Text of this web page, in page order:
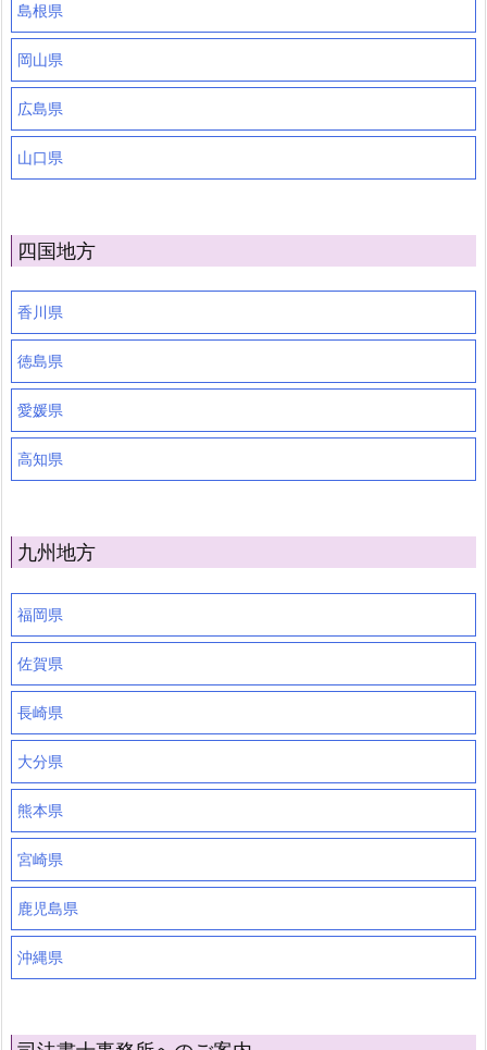
島根県
岡山県
広島県
山口県
四国地方
香川県
徳島県
愛媛県
高知県
九州地方
福岡県
佐賀県
長崎県
大分県
熊本県
宮崎県
鹿児島県
沖縄県